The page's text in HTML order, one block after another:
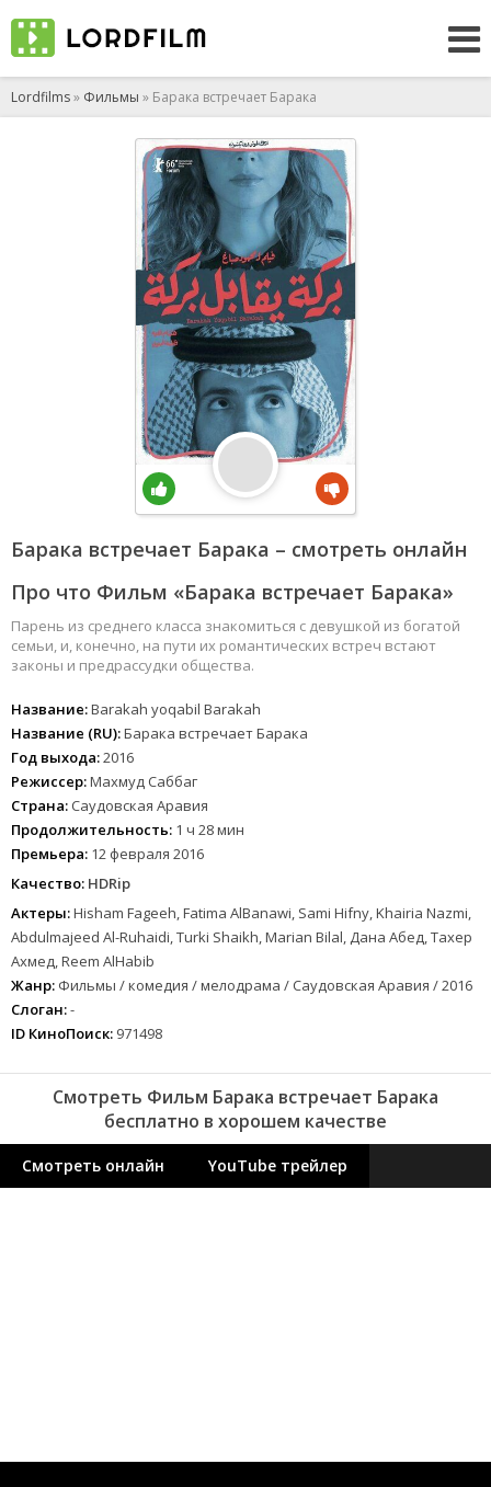
Lordfilms» Фильмы » Барака встречает Барака
Барака встречает Барака – смотреть онлайн
Про что Фильм «Барака встречает Барака»
Парень из среднего класса знакомиться с девушкой из богатой
семьи, и, конечно, на пути их романтических встреч встают
законы и предрассудки общества.
Название:Barakah yoqabil Barakah
Название (RU):Барака встречает Барака
Год выхода:2016
Режиссер:Махмуд Саббаг
Страна: Саудовская Аравия
Продолжительность: 1 ч 28 мин
Премьера: 12 февраля 2016
Качество: HDRip
Актеры:Hisham Fageeh, Fatima AlBanawi, Sami Hifny, Khairia Nazmi,
Abdulmajeed Al-Ruhaidi, Turki Shaikh, Marian Bilal, Дана Абед, Тахер
Ахмед, Reem AlHabib
Жанр: Фильмы / комедия / мелодрама / Саудовская Аравия / 2016
Слоган:-
ID КиноПоиск: 971498
Смотреть Фильм Барака встречает Барака
бесплатно в хорошем качестве
Смотреть онлайн YouTube трейлер